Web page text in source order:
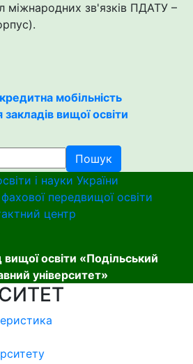
міжнародних зв'язків ПДАТУ –
мобільність
вищої освіти
Пошук
і науки України
передвищої освіти
центр
освіти «Подільський
університет»